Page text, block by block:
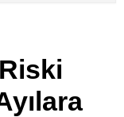
Youtube
TikTok